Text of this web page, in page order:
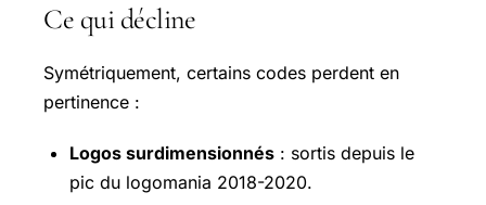
Ce qui décline
Symétriquement, certains codes perdent en
pertinence :
Logos surdimensionnés : sortis depuis le
pic du logomania 2018-2020.